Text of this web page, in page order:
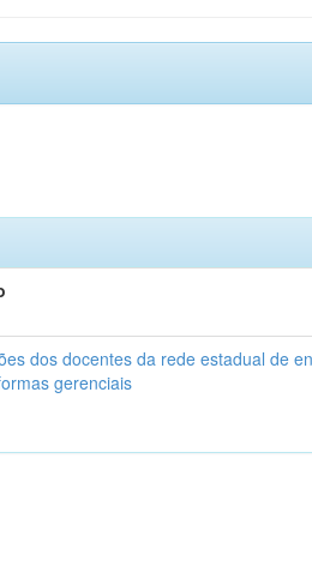
dos docentes da rede estadual de
gerenciais